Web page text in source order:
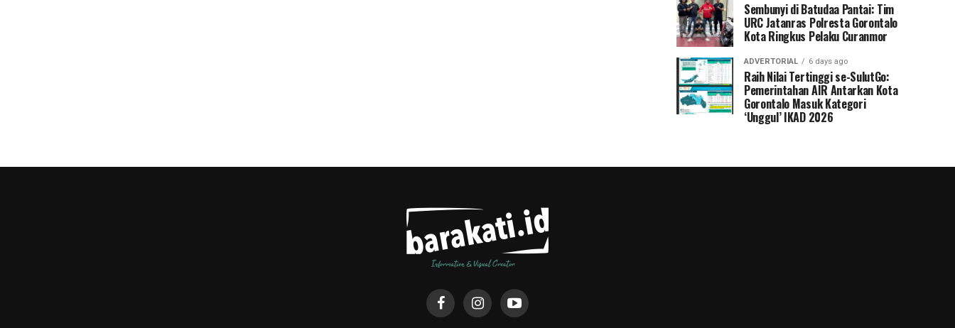
Sembunyi di Batudaa Pantai: Tim
URC Jatanras Polresta Gorontalo
Kota Ringkus Pelaku Curanmor
ADVERTORIAL 6 days ago
Raih Nilai Tertinggi se-SulutGo:
Pemerintahan AIR Antarkan Kota
Gorontalo Masuk Kategori
‘Unggul’ IKAD 2026